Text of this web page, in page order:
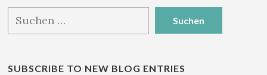
nach:
SUBSCRIBE TO NEW BLOG ENTRIES